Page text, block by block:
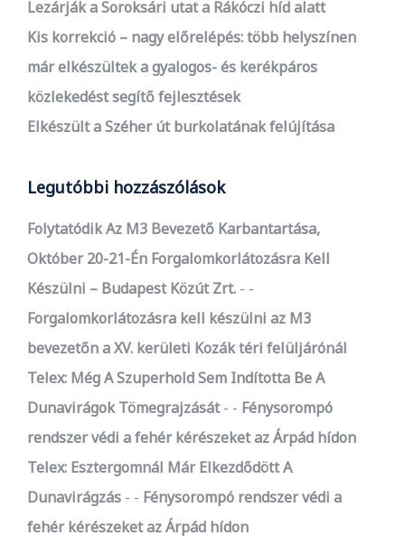
Lezárják a Soroksári utat a Rákóczi híd alatt
Kis korrekció – nagy előrelépés: több helyszínen
már elkészültek a gyalogos- és kerékpáros
közlekedést segítő fejlesztések
Elkészült a Széher út burkolatának felújítása
Legutóbbi hozzászólások
Folytatódik Az M3 Bevezető Karbantartása,
Október 20-21-Én Forgalomkorlátozásra Kell
Készülni – Budapest Közút Zrt.
-
Forgalomkorlátozásra kell készülni az M3
bevezetőn a XV. kerületi Kozák téri felüljárónál
Telex: Még A Szuperhold Sem Indította Be A
Dunavirágok Tömegrajzását
- Fénysorompó
rendszer védi a fehér kérészeket az Árpád hídon
Telex: Esztergomnál Már Elkezdődött A
Dunavirágzás
- Fénysorompó rendszer védi a
fehér kérészeket az Árpád hídon